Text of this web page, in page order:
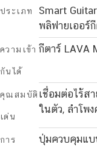
ประเภท
Smart
พลิฟายเออร์
ความเข้า
กันได้
กีตาร์ LAVA
คุณสมบัติ
เด่น
เชื่อมต่อไร้ส
ในตัว, ลำโพ
การ ปุ่มควบคุมแบ